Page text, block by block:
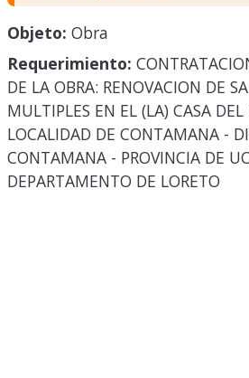
Objeto: Obra
Requerimiento:
DE LA OBRA: RENOVACION DE
MULTIPLES EN EL (LA) CASA
LOCALIDAD DE CONTAMANA -
CONTAMANA - PROVINCIA DE
DEPARTAMENTO DE LORETO